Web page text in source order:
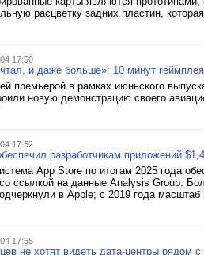
расцветку задних пластин,
17:50
и даже больше»: 10 минут
премьерой в рамках июньского
новую демонстрацию своего
17:52
разработчикам приложений
App Store по итогам 2025 года
ссылкой на данные Analysis Group.
в Apple; с 2019 года
17:55
не хотят видеть дата-центры